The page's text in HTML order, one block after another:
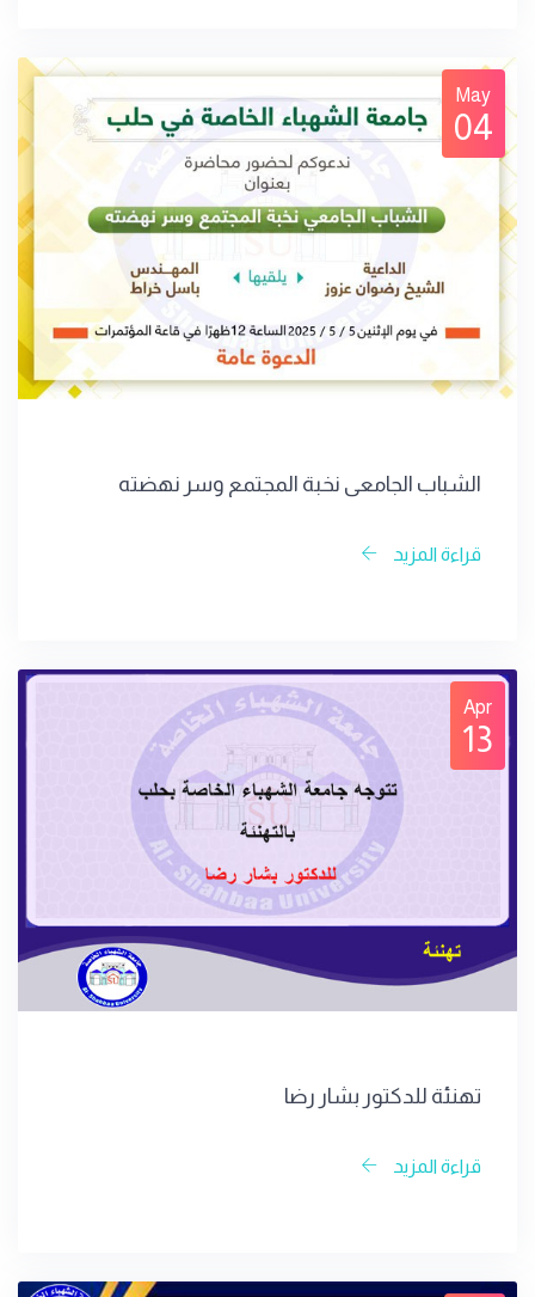
May
04
الشباب الجامعي نخبة المجتمع وسر نهضته
قراءة المزيد
Apr
13
تهنئة للدكتور بشار رضا
قراءة المزيد